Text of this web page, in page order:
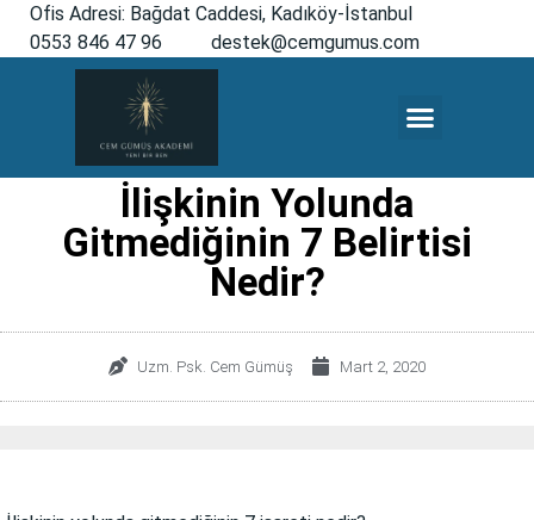
Ofis Adresi: Bağdat Caddesi, Kadıköy-İstanbul
0553 846 47 96
destek@cemgumus.com
İlişkinin Yolunda
Gitmediğinin 7 Belirtisi
Nedir?
Uzm. Psk. Cem Gümüş Mart 2, 2020